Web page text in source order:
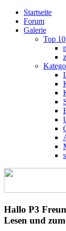
Startseite
Forum
Galerie
Top 10
Hallo P3
Lesen und